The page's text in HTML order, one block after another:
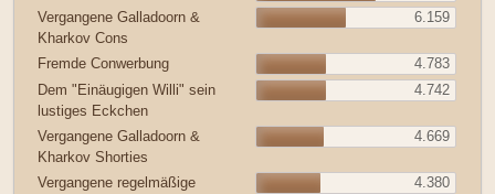
Vergangene Galladoorn &
Kharkov Cons
6.159
Fremde Conwerbung
4.783
Dem "Einäugigen Willi" sein
lustiges Eckchen
4.742
Vergangene Galladoorn &
Kharkov Shorties
4.669
Vergangene regelmäßige
4.380